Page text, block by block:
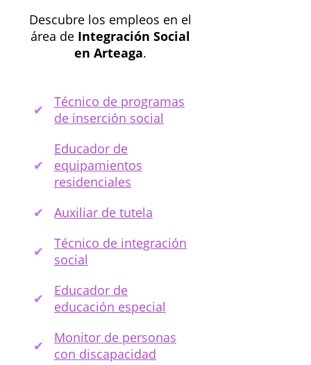
Descubre los empleos en el
área de Integración Social
en Arteaga.
Técnico de programas
de inserción social
Educador de
equipamientos
residenciales
Auxiliar de tutela
Técnico de integración
social
Educador de
educación especial
Monitor de personas
con discapacidad